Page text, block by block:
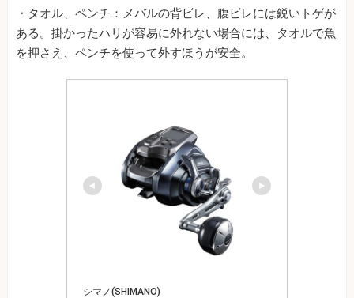
・タオル、ペンチ：メバルの背ビレ、腹ビレには鋭いトゲが
ある。掛かったハリが容易に外れない場合には、タオルで魚
を押さえ、ペンチを使って外すほうが安全。
シマノ(SHIMANO)